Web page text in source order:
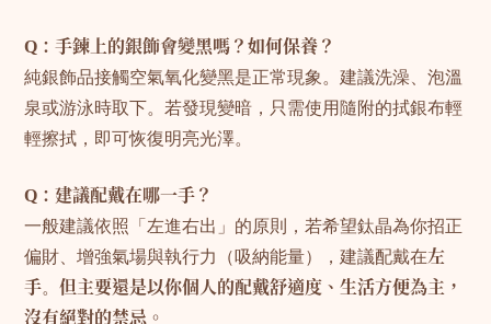
Q：手鍊上的銀飾會變黑嗎？如何保養？
純銀飾品接觸空氣氧化變黑是正常現象。建議洗澡、泡溫
泉或游泳時取下。若發現變暗，只需使用隨附的拭銀布輕
輕擦拭，即可恢復明亮光澤。
Q：建議配戴在哪一手？
一般建議依照「左進右出」的原則，若希望鈦晶為你招正
偏財、增強氣場與執行力（吸納能量），建議配戴在左
手。 但主要還是以你個人的配戴舒適度、生活方便為主，
沒有絕對的禁忌。